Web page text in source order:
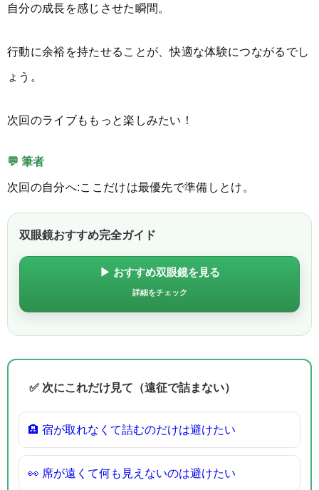
自分の成長を感じさせた瞬間。
行動に余裕を持たせることが、快適な体験につながるでし
ょう。
次回のライブももっと楽しみたい！
💬 筆者
次回の自分へ:ここだけは最優先で準備しとけ。
双眼鏡おすすめ完全ガイド
▶ おすすめ双眼鏡を見る
詳細をチェック
✅ 次にこれだけ見て（遠征で詰まない）
🏨 宿が取れなくて詰むのだけは避けたい
👀 席が遠くて何も見えないのは避けたい